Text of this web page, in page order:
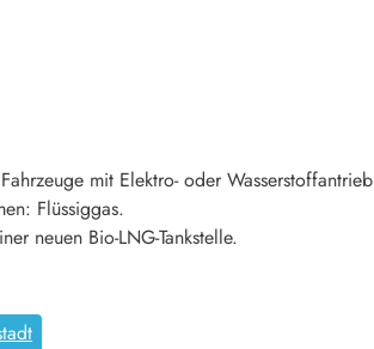
mit Elektro- oder Wasserstoffantrieb
Flüssiggas.
neuen Bio-LNG-Tankstelle.